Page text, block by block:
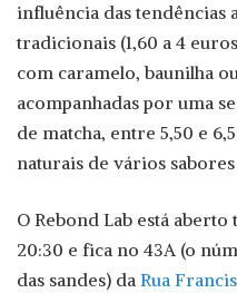
influência das tendências
tradicionais (1,60 a 4
com caramelo, baunilha
acompanhadas por uma
de matcha, entre 5,50 e
naturais de vários sabores
O Rebond Lab está aberto
20:30 e fica no 43A (o
das sandes) da Rua